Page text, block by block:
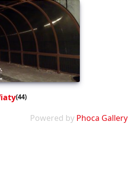
Wiaty(44)
Powered by Phoca Gallery